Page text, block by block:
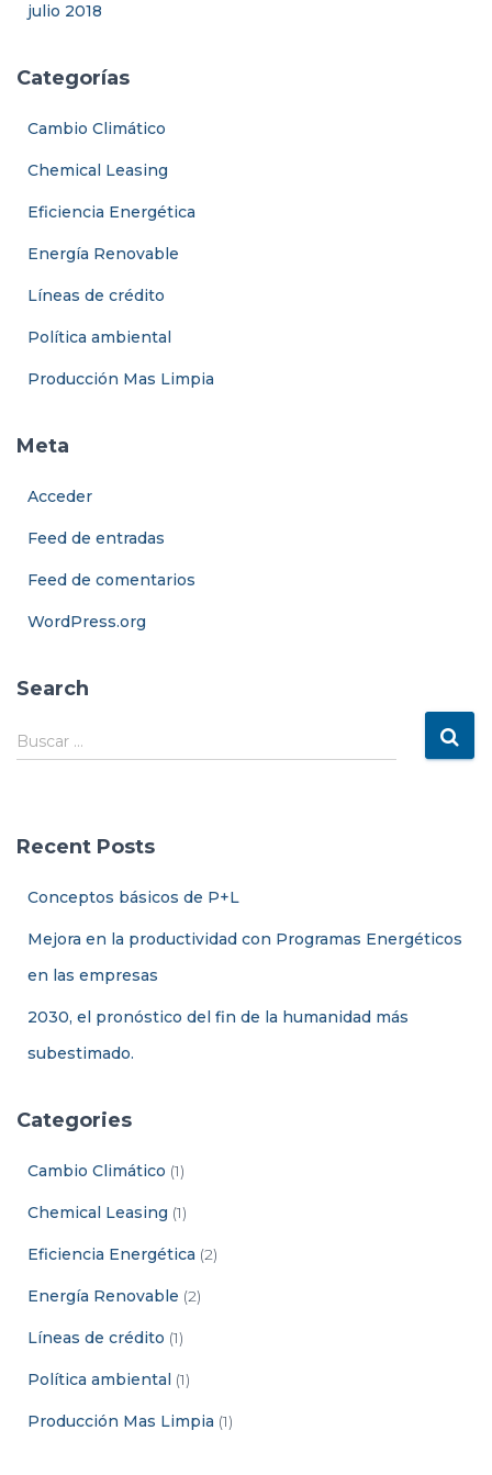
julio 2018
Categorías
Cambio Climático
Chemical Leasing
Eficiencia Energética
Energía Renovable
Líneas de crédito
Política ambiental
Producción Mas Limpia
Meta
Acceder
Feed de entradas
Feed de comentarios
WordPress.org
Search
B
u
r
Buscar …
Recent Posts
Conceptos básicos de P+L
Mejora en la productividad con Programas Energéticos
en las empresas
2030, el pronóstico del fin de la humanidad más
subestimado.
Categories
Cambio Climático (1)
Chemical Leasing (1)
Eficiencia Energética (2)
Energía Renovable (2)
Líneas de crédito (1)
Política ambiental (1)
Producción Mas Limpia (1)